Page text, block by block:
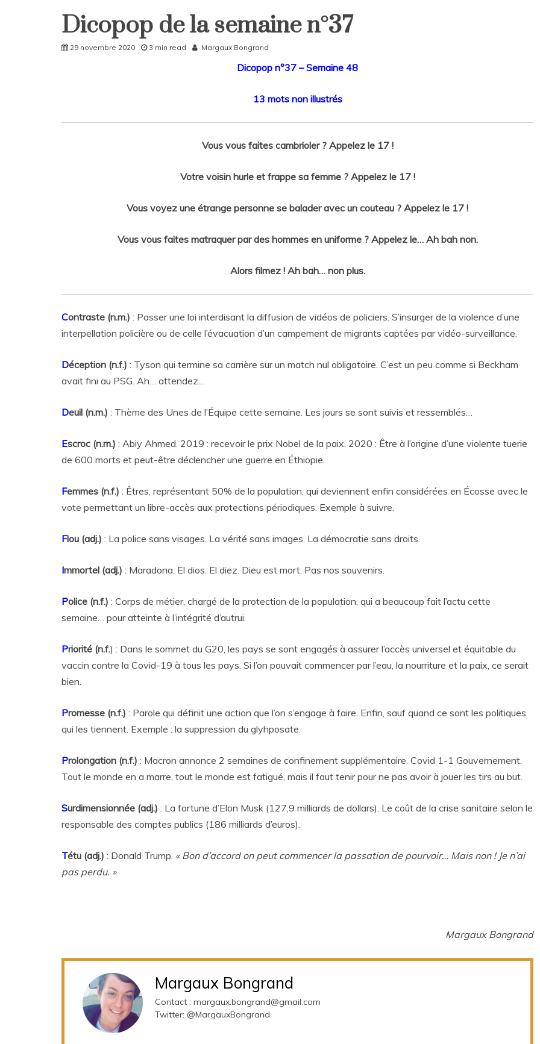
DicoPop
Dicopop de la semaine n°37
29 novembre 2020 3 min read Margaux Bongrand
Dicopop n°37 – Semaine 48
13 mots non illustrés
Vous vous faites cambrioler ? Appelez le 17 !
Votre voisin hurle et frappe sa femme ? Appelez le 17 !
Vous voyez une étrange personne se balader avec un couteau ? Appelez le 17 !
Vous vous faites matraquer par des hommes en uniforme ? Appelez le… Ah bah non.
Alors filmez ! Ah bah… non plus.
Contraste (n.m.) : Passer une loi interdisant la diffusion de vidéos de policiers. S’insurger de la violence d’une
interpellation policière ou de celle l’évacuation d’un campement de migrants captées par vidéo-surveillance.
Déception (n.f.) : Tyson qui termine sa carrière sur un match nul obligatoire. C’est un peu comme si Beckham
avait fini au PSG. Ah… attendez…
Deuil (n.m.) : Thème des Unes de l’Équipe cette semaine. Les jours se sont suivis et ressemblés…
Escroc (n.m.) : Abiy Ahmed. 2019 : recevoir le prix Nobel de la paix. 2020 : Être à l’origine d’une violente tuerie
de 600 morts et peut-être déclencher une guerre en Éthiopie.
Femmes (n.f.) : Êtres, représentant 50% de la population, qui deviennent enfin considérées en Écosse avec le
vote permettant un libre-accès aux protections périodiques. Exemple à suivre.
Flou (adj.) : La police sans visages. La vérité sans images. La démocratie sans droits.
Immortel (adj.) : Maradona. El dios. El diez. Dieu est mort. Pas nos souvenirs.
Police (n.f.) : Corps de métier, chargé de la protection de la population, qui a beaucoup fait l’actu cette
semaine… pour atteinte à l’intégrité d’autrui.
Priorité (n.f.) : Dans le sommet du G20, les pays se sont engagés à assurer l’accès universel et équitable du
vaccin contre la Covid-19 à tous les pays. Si l’on pouvait commencer par l’eau, la nourriture et la paix, ce serait
bien.
Promesse (n.f.) : Parole qui définit une action que l’on s’engage à faire. Enfin, sauf quand ce sont les politiques
qui les tiennent. Exemple : la suppression du glyhposate.
Prolongation (n.f.) : Macron annonce 2 semaines de confinement supplémentaire. Covid 1-1 Gouvernement.
Tout le monde en a marre, tout le monde est fatigué, mais il faut tenir pour ne pas avoir à jouer les tirs au but.
Surdimensionnée (adj.) : La fortune d’Elon Musk (127,9 milliards de dollars). Le coût de la crise sanitaire selon le
responsable des comptes publics (186 milliards d’euros).
Tétu (adj.) : Donald Trump. « Bon d’accord on peut commencer la passation de pourvoir… Mais non ! Je n’ai
pas perdu. »
Margaux Bongrand
Margaux Bongrand
Contact : margaux.bongrand@gmail.com
Twitter: @MargauxBongrand